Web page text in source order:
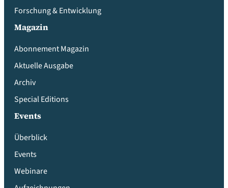
Forschung & Entwicklung
Magazin
Abonnement Magazin
Aktuelle Ausgabe
Archiv
Special Editions
Events
Überblick
Events
Webinare